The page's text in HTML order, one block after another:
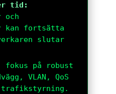
tid:
och
kan fortsätta
slutar
fokus på robust
VLAN, QoS
trafikstyrning.